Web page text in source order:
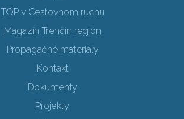
TOP v Cestovnom ruchu
Magazín Trenčín región
Propagačné materiály
Kontakt
Dokumenty
Projekty